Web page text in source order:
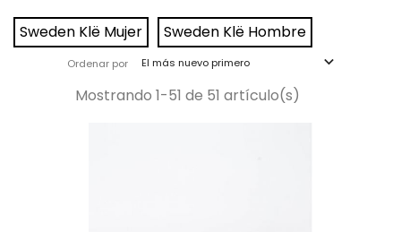
Sweden Klë Mujer Sweden Klë Hombre
Ordenar por El más nuevo primero 
Mostrando 1-51 de 51 artículo(s)